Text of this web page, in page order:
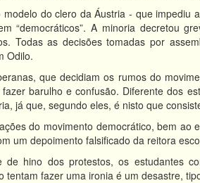
modelo do clero da Áustria - que
“democráticos”. A minoria decretou
Todas as decisões tomadas por
Odilo.
que decidiam os rumos do
barulho e confusão. Diferente dos
já que, segundo eles, é nisto que
do movimento democrático, bem
um depoimento falsificado da reitora
de hino dos protestos, os estudantes
tentam fazer uma ironia é um desastre,